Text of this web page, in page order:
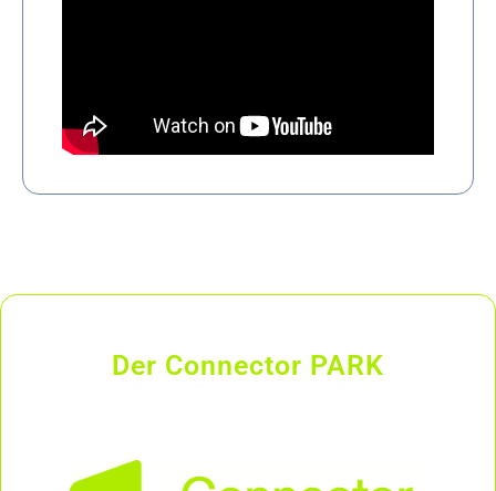
Der Connector PARK